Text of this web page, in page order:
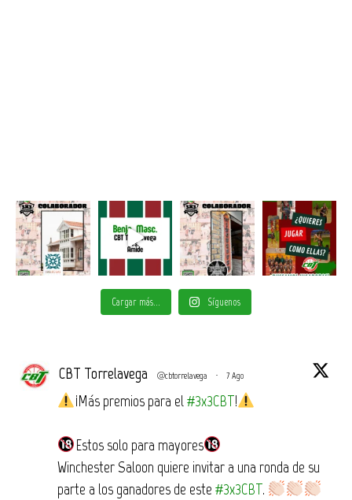
Cargar más... Síguenos
CBT Torrelavega @cbtorrelavega · 7 Ago
¡Más premios para el #3x3CBT!
Estos solo para mayores
Winchester Saloon quiere invitar a una ronda de su
parte a los ganadores de este #3x3CBT.